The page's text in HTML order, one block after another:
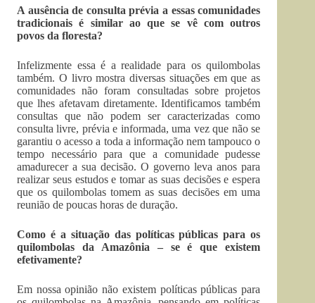
A ausência de consulta prévia a essas comunidades
tradicionais é similar ao que se vê com outros
povos da floresta?
Infelizmente essa é a realidade para os quilombolas
também. O livro mostra diversas situações em que as
comunidades não foram consultadas sobre projetos
que lhes afetavam diretamente. Identificamos também
consultas que não podem ser caracterizadas como
consulta livre, prévia e informada, uma vez que não se
garantiu o acesso a toda a informação nem tampouco o
tempo necessário para que a comunidade pudesse
amadurecer a sua decisão. O governo leva anos para
realizar seus estudos e tomar as suas decisões e espera
que os quilombolas tomem as suas decisões em uma
reunião de poucas horas de duração.
Como é a situação das políticas públicas para os
quilombolas da Amazônia – se é que existem
efetivamente?
Em nossa opinião não existem políticas públicas para